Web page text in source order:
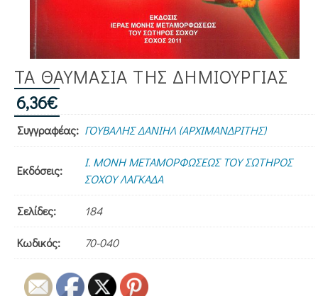
ΤΑ ΘΑΥΜΑΣΙΑ ΤΗΣ ΔΗΜΙΟΥΡΓΙΑΣ
6,36€
Συγγραφέας: ΓΟΥΒΑΛΗΣ ΔΑΝΙΗΛ (ΑΡΧΙΜΑΝΔΡΙΤΗΣ)
Εκδόσεις:
Ι. ΜΟΝΗ ΜΕΤΑΜΟΡΦΩΣΕΩΣ ΤΟΥ ΣΩΤΗΡΟΣ
ΣΟΧΟΥ ΛΑΓΚΑΔΑ
Σελίδες: 184
Κωδικός: 70-040